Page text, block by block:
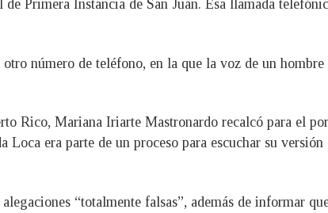
Primera Instancia de San Juan. Esa llamada
número de teléfono, en la que la voz de un hombre
Rico, Mariana Iriarte Mastronardo recalcó para el
era parte de un proceso para escuchar su versión
“totalmente falsas”, además de informar